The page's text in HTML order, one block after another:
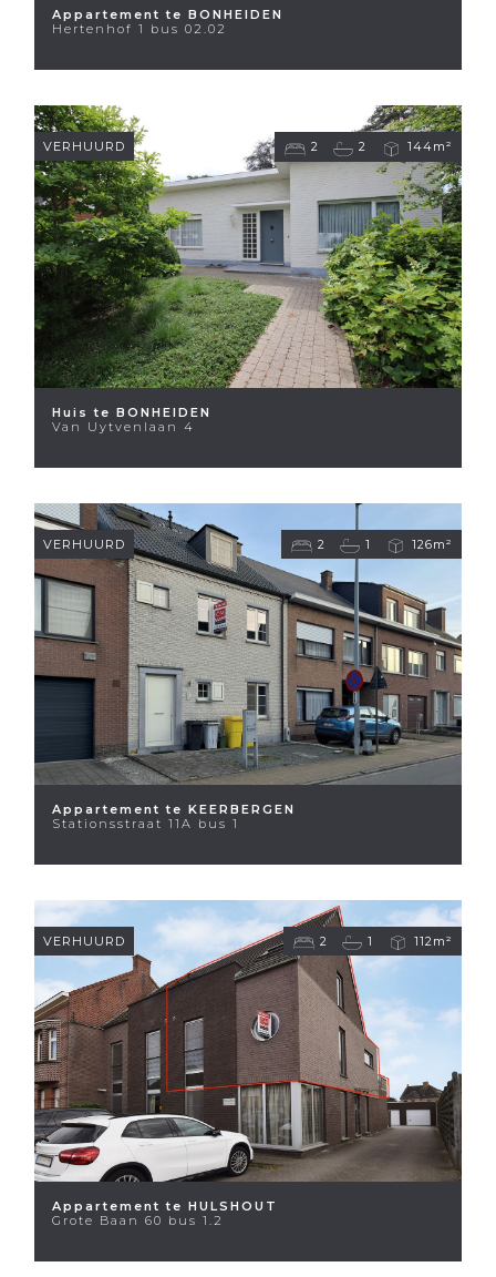
Appartement te BONHEIDEN
Hertenhof 1 bus 02.02
2 2 144m²
VERHUURD
Huis te BONHEIDEN
Van Uytvenlaan 4
2 1 126m²
VERHUURD
Appartement te KEERBERGEN
Stationsstraat 11A bus 1
2 1 112m²
VERHUURD
Appartement te HULSHOUT
Grote Baan 60 bus 1.2